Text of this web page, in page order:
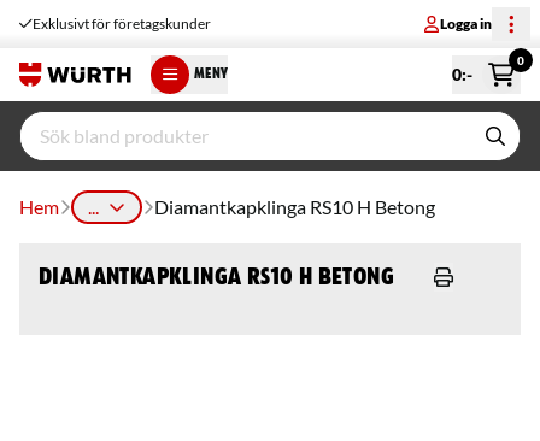
Exklusivt för företagskunder Logga in
MENY 0:-
0
Hem ... Diamantkapklinga RS10 H Betong
Diamantkapklinga RS10 H Betong